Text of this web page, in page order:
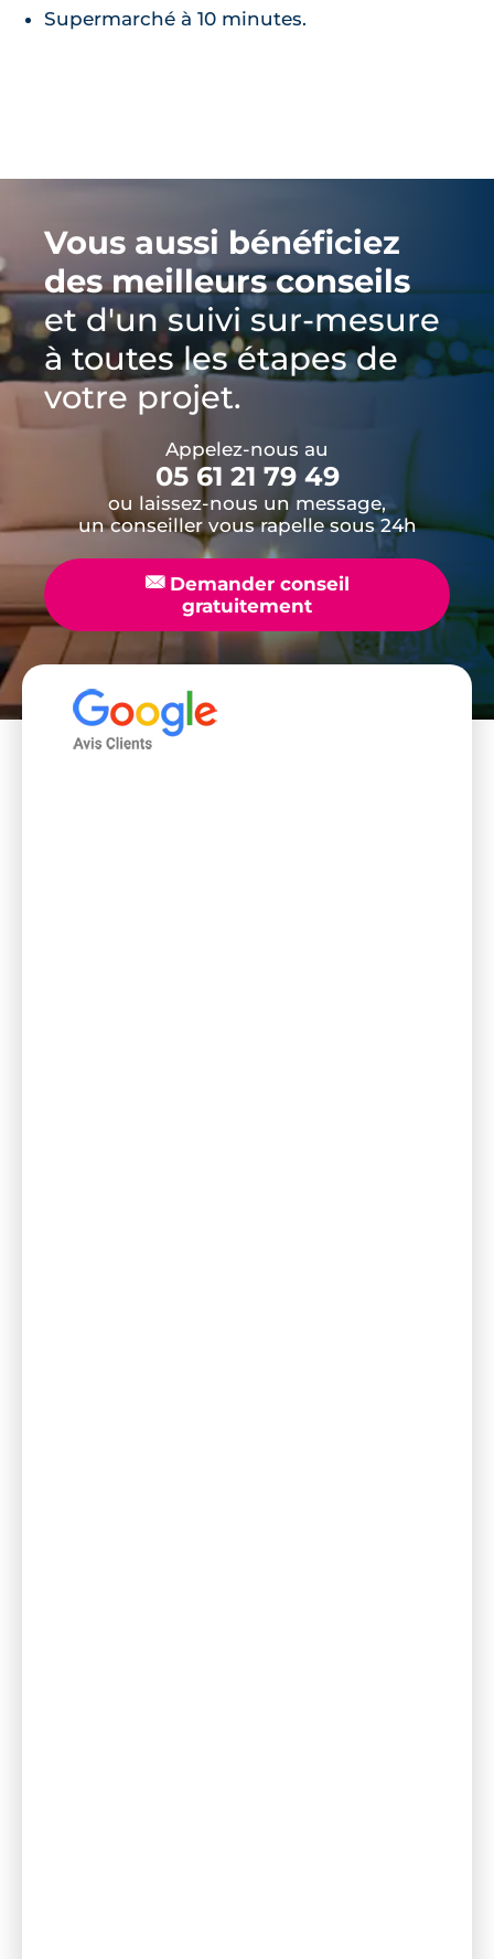
Supermarché à 10 minutes.
Vous aussi bénéficiez
des meilleurs conseils
et d'un suivi sur-mesure
à toutes les étapes de
votre projet.
Appelez-nous au
05 61 21 79 49
ou laissez-nous un message,
un conseiller vous rapelle sous 24h
📧Demander conseil
gratuitement